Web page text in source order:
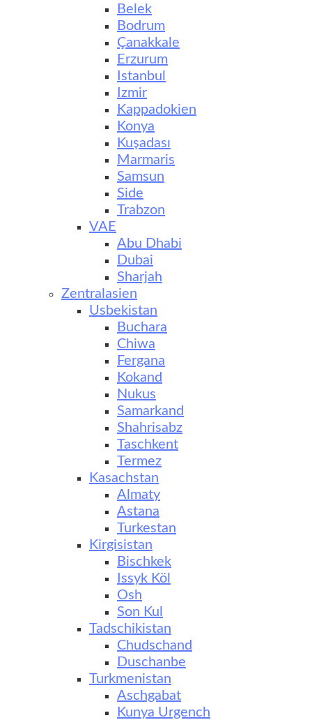
Belek
Bodrum
Çanakkale
Erzurum
Istanbul
Izmir
Kappadokien
Konya
Kuşadası
Marmaris
Samsun
Side
Trabzon
VAE
Abu Dhabi
Dubai
Sharjah
Zentralasien
Usbekistan
Buchara
Chiwa
Fergana
Kokand
Nukus
Samarkand
Shahrisabz
Taschkent
Termez
Kasachstan
Almaty
Astana
Turkestan
Kirgisistan
Bischkek
Issyk Köl
Osh
Son Kul
Tadschikistan
Chudschand
Duschanbe
Turkmenistan
Aschgabat
Kunya Urgench